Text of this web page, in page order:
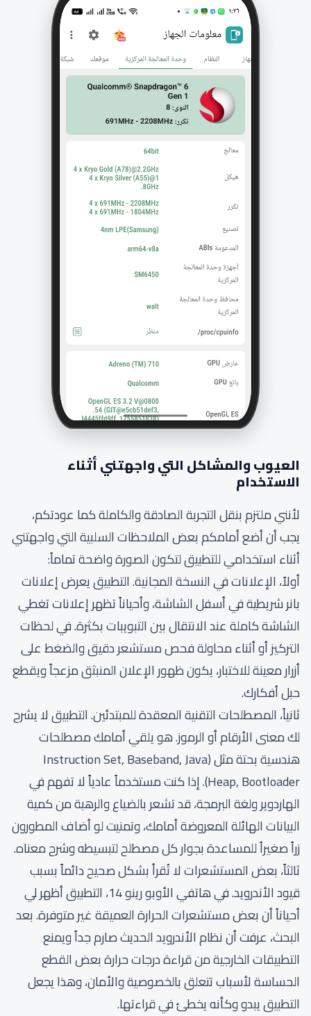
العيوب والمشاكل التي واجهتني أثناء
الاستخدام
لأنني ملتزم بنقل التجربة الصادقة والكاملة كما عودتكم،
يجب أن أضع أمامكم بعض الملاحظات السلبية التي واجهتني
أثناء استخدامي للتطبيق لتكون الصورة واضحة تماماً:
أولاً، الإعلانات في النسخة المجانية. التطبيق يعرض إعلانات
بانر شريطية في أسفل الشاشة، وأحياناً تظهر إعلانات تغطي
الشاشة كاملة عند الانتقال بين التبويبات بكثرة. في لحظات
التركيز أو أثناء محاولة فحص مستشعر دقيق والضغط على
أزرار معينة للاختبار، يكون ظهور الإعلان المنبثق مزعجاً ويقطع
حبل أفكارك.
ثانياً، المصطلحات التقنية المعقدة للمبتدئين. التطبيق لا يشرح
لك معنى الأرقام أو الرموز. هو يلقي أمامك مصطلحات
هندسية بحتة مثل (Instruction Set, Baseband, Java
Heap, Bootloader). إذا كنت مستخدماً عادياً لا تفهم في
الهاردوير ولغة البرمجة، قد تشعر بالضياع والرهبة من كمية
البيانات الهائلة المعروضة أمامك، وتمنيت لو أضاف المطورون
زراً صغيراً للمساعدة بجوار كل مصطلح لتبسيطه وشرح معناه.
ثالثاً، بعض المستشعرات لا تُقرأ بشكل صحيح دائماً بسبب
قيود الأندرويد. في هاتفي الأوبو رينو 14، التطبيق أظهر لي
أحياناً أن بعض مستشعرات الحرارة العميقة غير متوفرة. بعد
البحث، عرفت أن نظام الأندرويد الحديث صارم جداً ويمنع
التطبيقات الخارجية من قراءة درجات حرارة بعض القطع
الحساسة لأسباب تتعلق بالخصوصية والأمان، وهذا يجعل
التطبيق يبدو وكأنه يخطئ في قراءتها.